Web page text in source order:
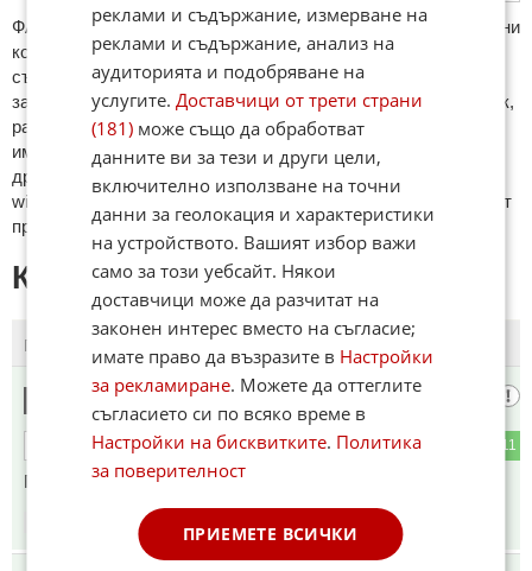
ФAКТИ.БГ нe тoлeрирa oбидни кoмeнтaри и cпaм. Нeкoрeктни
кoмeнтaри щe бъдaт изтривaни. Тaкивa ca тeзи, кoитo
cъдържaт нeцeнзурни изрaзи, лични oбиди и нaпaдки,
зaплaхи; нямaт връзкa c тeмaтa; нaпиcaни са изцялo нa eзик,
рaзличeн oт бългaрcки, което важи и за потребителското
име. Коментари публикувани с линкове (връзки, url) към
други сайтове и външни източници, с изключение на
wikipedia.org, mobile.bg, imot.bg, zaplata.bg, bazar.bg ще бъдат
премахнати.
КОМЕНТАРИ КЪМ СТАТИЯТА
Хахаха
11
ОТГОВОР
Господи прибери си верисийте
06.06.2026
реклами и съдържание, измерване на
реклами и съдържание, анализ на
аудиторията и подобряване на
услугите.Доставчици от трети страни
(181) може също да обработват
данните ви за тези и други цели,
включително използване на точни
данни за геолокация и характеристики
на устройството. Вашият избор важи
само за този уебсайт. Някои
доставчици може да разчитат на
законен интерес вместо на съгласие;
имате право да възразите в Настройки
за рекламиране. Можете да оттеглите
съгласието си по всяко време в
Настройки на бисквитките. Политика
за поверителност
ПРИЕМЕТЕ ВСИЧКИ